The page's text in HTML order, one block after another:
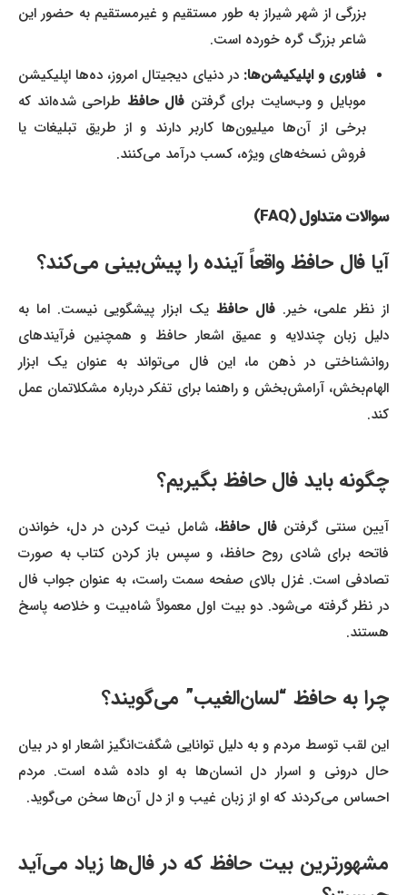
بزرگی از شهر شیراز به طور مستقیم و غیرمستقیم به حضور این
شاعر بزرگ گره خورده است.
فناوری و اپلیکیشن‌ها:در دنیای دیجیتال امروز، ده‌ها اپلیکیشن
موبایل و وب‌سایت برای گرفتنفال حافظطراحی شده‌اند که
برخی از آن‌ها میلیون‌ها کاربر دارند و از طریق تبلیغات یا
فروش نسخه‌های ویژه، کسب درآمد می‌کنند.
سوالات متداول (FAQ)
آیا فال حافظ واقعاً آینده را پیش‌بینی می‌کند؟
از نظر علمی، خیر.فال حافظیک ابزار پیشگویی نیست. اما به
دلیل زبان چندلایه و عمیق اشعار حافظ و همچنین فرآیندهای
روانشناختی در ذهن ما، این فال می‌تواند به عنوان یک ابزار
الهام‌بخش، آرامش‌بخش و راهنما برای تفکر درباره مشکلاتمان عمل
کند.
چگونه باید فال حافظ بگیریم؟
آیین سنتی گرفتنفال حافظ، شامل نیت کردن در دل، خواندن
فاتحه برای شادی روح حافظ، و سپس باز کردن کتاب به صورت
تصادفی است. غزل بالای صفحه سمت راست، به عنوان جواب فال
در نظر گرفته می‌شود. دو بیت اول معمولاً شاه‌بیت و خلاصه پاسخ
هستند.
چرا به حافظ “لسان‌الغیب” می‌گویند؟
این لقب توسط مردم و به دلیل توانایی شگفت‌انگیز اشعار او در بیان
حال درونی و اسرار دل انسان‌ها به او داده شده است. مردم
احساس می‌کردند که او از زبان غیب و از دل آن‌ها سخن می‌گوید.
مشهورترین بیت حافظ که در فال‌ها زیاد می‌آید